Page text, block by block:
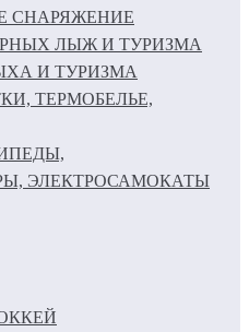
СНАРЯЖЕНИЕ
ЛЫЖ И ТУРИЗМА
И ТУРИЗМА
ТЕРМОБЕЛЬЕ,
ЭЛЕКТРОСАМОКАТЫ